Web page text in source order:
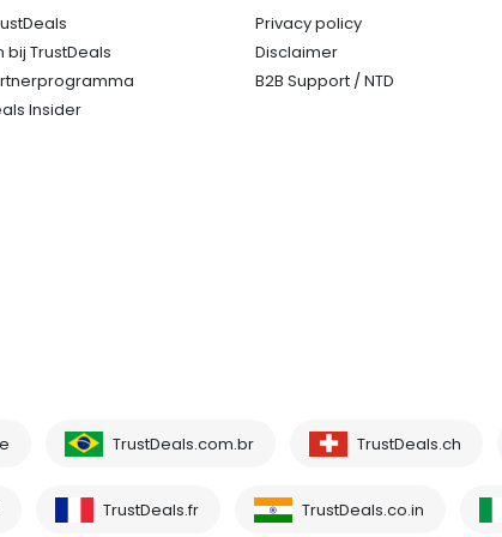
bij TrustDeals
Insider
Privacy policy
Disclaimer
B2B Support / NTD
TrustDeals.com.br TrustDeals.ch
TrustDeals.fr TrustDeals.co.in